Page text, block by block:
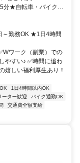
分★自転車・バイク通
～勤務OK ★1日4時間
ワーク（副業）での
やすい♪ ✅時間に追わ
嬉しい福利厚生あり！
1日4時間以内OK
ーター歓迎
バイク通勤OK
交通費全額支給